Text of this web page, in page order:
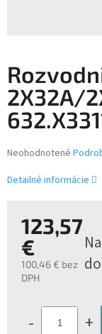
2X32A/
Priemerné
produktu
hviezdičiek.
Neohodnotené
Detailné informácie
123,57
€
100,46 € bez
DPH
cena:
- +